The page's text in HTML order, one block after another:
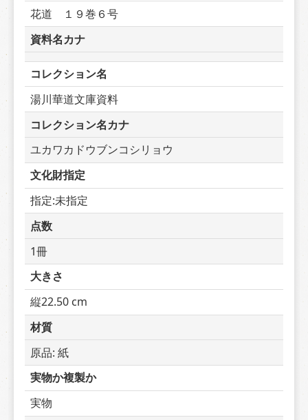
花道　１９巻６号
資料名カナ
コレクション名
湯川華道文庫資料
コレクション名カナ
ユカワカドウブンコシリョウ
文化財指定
指定:未指定
点数
1冊
大きさ
縦22.50 cm
材質
原品: 紙
実物か複製か
実物